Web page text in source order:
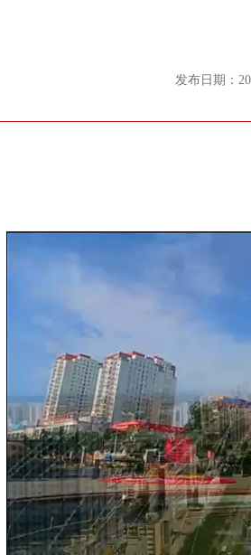
发布日期：